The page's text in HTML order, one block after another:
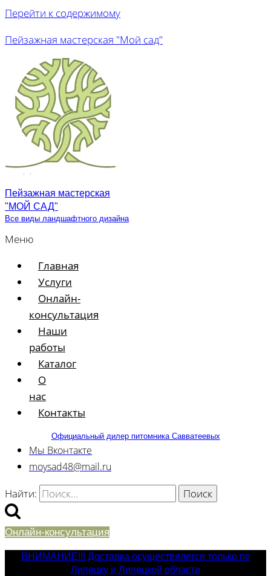
Перейти к содержимому
Пейзажная мастерская "Мой сад"
Пейзажная мастерская
"МОЙ САД"
Все виды ландшафтного дизайна
Меню
Главная
Услуги
Онлайн-
консультация
Наши
работы
Каталог
О
нас
Контакты
Официальный дилер питомника Савватеевых
Мы Вконтакте
moysad48@mail.ru
Найти:
Онлайн-консультация
ВНИМАНИЕ!!! Доставка осуществялется только по
Липецку и Липецкой области